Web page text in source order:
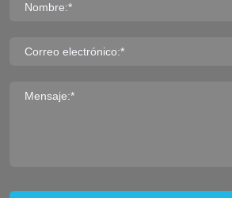
Nombre:*
Correo electrónico:*
Mensaje:*